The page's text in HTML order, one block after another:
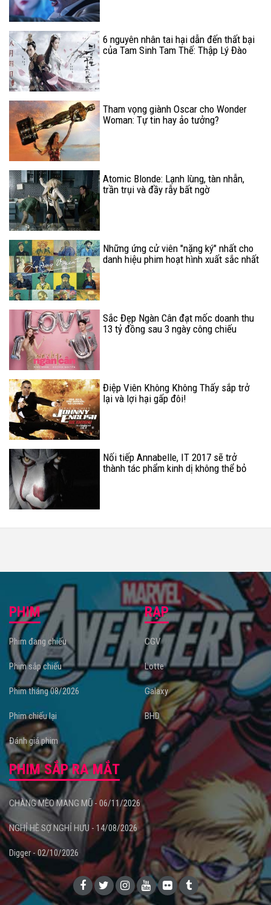
6 nguyên nhân tai hại dẫn đến thất bại
của Tam Sinh Tam Thế: Thập Lý Đào
Tham vọng giành Oscar cho Wonder
Woman: Tự tin hay ảo tưởng?
Atomic Blonde: Lạnh lùng, tàn nhẫn,
trần trụi và đầy rẫy bất ngờ
Những ứng cử viên "nặng ký" nhất cho
danh hiệu phim hoạt hình xuất sắc nhất
Sắc Đẹp Ngàn Cân đạt mốc doanh thu
13 tỷ đồng sau 3 ngày công chiếu
Điệp Viên Không Không Thấy sắp trở
lại và lợi hại gấp đôi!
Nối tiếp Annabelle, IT 2017 sẽ trở
thành tác phẩm kinh dị không thể bỏ
PHIM
Phim đang chiếu
Phim sắp chiếu
Phim tháng 08/2026
Phim chiếu lại
Đánh giá phim
RẠP
CGV
Lotte
Galaxy
BHD
PHIM SẮP RA MẮT
CHÀNG MÈO MANG MŨ - 06/11/2026
NGHỈ HÈ SỢ NGHỈ HƯU - 14/08/2026
Digger - 02/10/2026